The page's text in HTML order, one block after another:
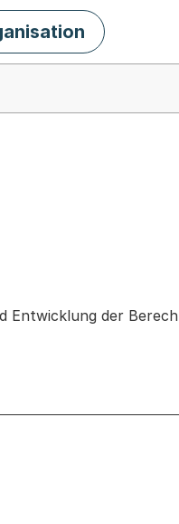
der
zum Geschäft